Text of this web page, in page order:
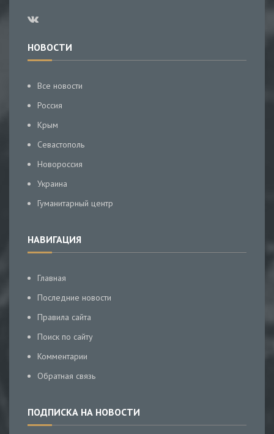
НОВОСТИ
Все новости
Россия
Крым
Севастополь
Новороссия
Украина
Гуманитарный центр
НАВИГАЦИЯ
Главная
Последние новости
Правила сайта
Поиск по сайту
Комментарии
Обратная связь
ПОДПИСКА НА НОВОСТИ